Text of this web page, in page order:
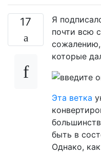
17
Я
почти всю
сожалению,
которые
Эта ветка
быть в
Однако,